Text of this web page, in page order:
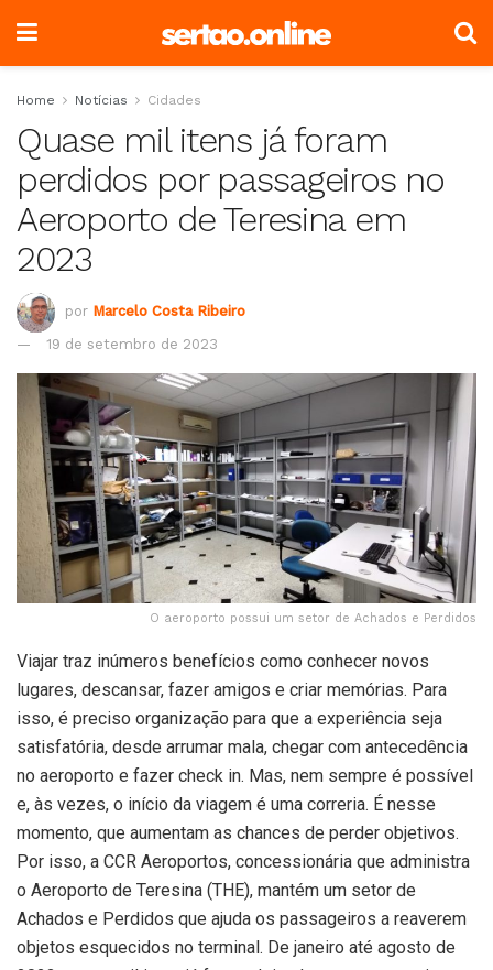
Home Notícias Cidades
Quase mil itens já foram
perdidos por passageiros no
Aeroporto de Teresina em
2023
por Marcelo Costa Ribeiro
19 de setembro de 2023
O aeroporto possui um setor de Achados e Perdidos
Viajar traz inúmeros benefícios como conhecer novos
lugares, descansar, fazer amigos e criar memórias. Para
isso, é preciso organização para que a experiência seja
satisfatória, desde arrumar mala, chegar com antecedência
no aeroporto e fazer check in. Mas, nem sempre é possível
e, às vezes, o início da viagem é uma correria. É nesse
momento, que aumentam as chances de perder objetivos.
Por isso, a CCR Aeroportos, concessionária que administra
o Aeroporto de Teresina (THE), mantém um setor de
Achados e Perdidos que ajuda os passageiros a reaverem
objetos esquecidos no terminal. De janeiro até agosto de